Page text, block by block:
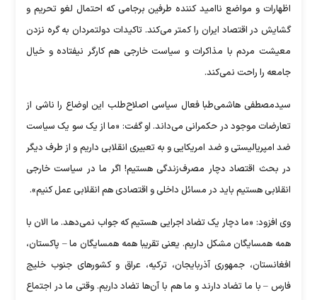
اظهارات و مواضع ناامید کننده طرفین برجامی که احتمال لغو تحریم و
گشایش در اقتصاد ایران را کمتر می‌کند. تاکیدات دولتمردان به گره نزدن
معیشت مردم با مذاکرات و سیاست خارجی هم کارگر نیفتاده و خیال
جامعه را راحت نمی‌کند.
سیدمصطفی هاشمی‌طبا فعال سیاسی اصلاح‌طلب این اوضاع را ناشی از
تعارضات موجود در حکمرانی می‌داند. او گفت: «ما از یک سو یک سیاست
ضد امپریالیستی و ضد امریکایی و به تعبیری انقلابی داریم و از طرف دیگر
در بحث اقتصاد دچار مصرف‌زندگی هستیم! اگر ما در سیاست خارجی
انقلابی هستیم باید در مسائل داخلی و اقتصادی هم انقلابی عمل کنیم».
وی افزود: «ما دچار یک تضاد اجرایی هستیم که جواب نمی‌دهد. ما الان با
همه همسایگان مشکل داریم. یعنی تقریبا همه همسایگان ما – پاکستان،
افغانستان، جمهوری آذربایجان، ترکیه، عراق و کشور‌های جنوب خلیج
فارس – با ما تضاد دارند و ما هم با آن‌ها تضاد داریم. وقتی ما در اجتماع